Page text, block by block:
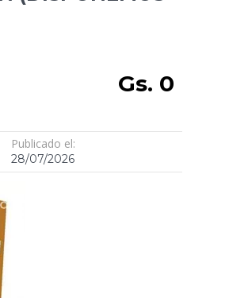
Gs. 0
Publicado el:
28/07/2026